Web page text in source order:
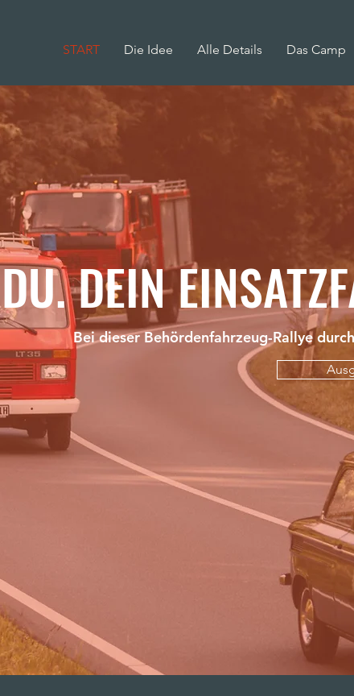
START Die Idee Alle Details Das Camp
DU. DEIN
Bei dieser Behördenfahrzeug-Rallye